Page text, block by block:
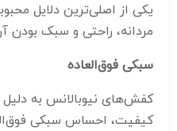
یکی از اصلی‌ترین دلایل
مردانه، راحتی و سبک
سبکی فوق‌العاده
کفش‌های نیوبالانس به دلیل
کیفیت، احساس سبکی